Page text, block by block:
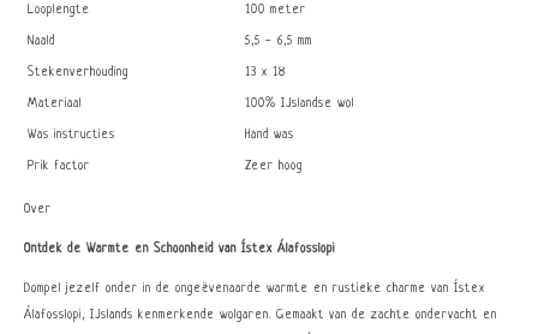
Looplengte 100 meter
Naald 5,5 - 6,5 mm
Stekenverhouding 13 x 18
Materiaal 100% IJslandse wol
Was instructies Hand was
Prik factor Zeer hoog
Over
Ontdek de Warmte en Schoonheid van Ístex Álafosslopi
Dompel jezelf onder in de ongeëvenaarde warmte en rustieke charme van Ístex
Álafosslopi, IJslands kenmerkende wolgaren. Gemaakt van de zachte ondervacht en